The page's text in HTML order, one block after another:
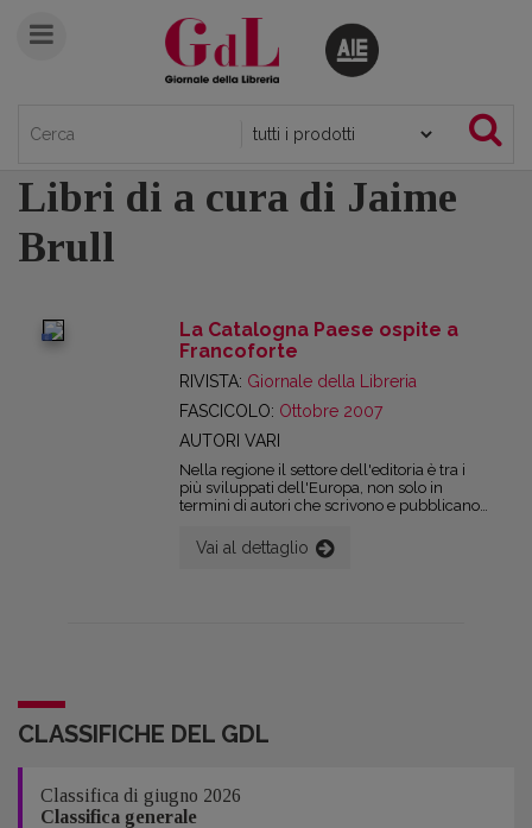
Libri di a cura di Jaime
Brull
La Catalogna Paese ospite a
Francoforte
RIVISTA: Giornale della Libreria
FASCICOLO: Ottobre 2007
AUTORI VARI
Nella regione il settore dell'editoria è tra i
più sviluppati dell'Europa, non solo in
termini di autori che scrivono e pubblicano
anche per quello di lingua spagnola, di
produzione e di vendita di libri. Risultano
Vai al dettaglio
CLASSIFICHE DEL GDL
Classifica di giugno 2026
Classifica generale